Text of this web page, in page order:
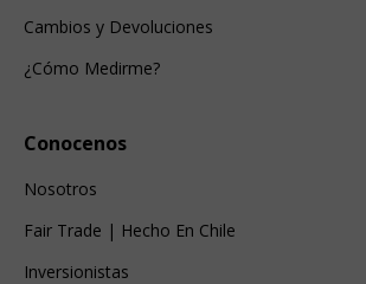
Cambios y Devoluciones
¿Cómo Medirme?
Conocenos
Nosotros
Fair Trade | Hecho En Chile
Inversionistas